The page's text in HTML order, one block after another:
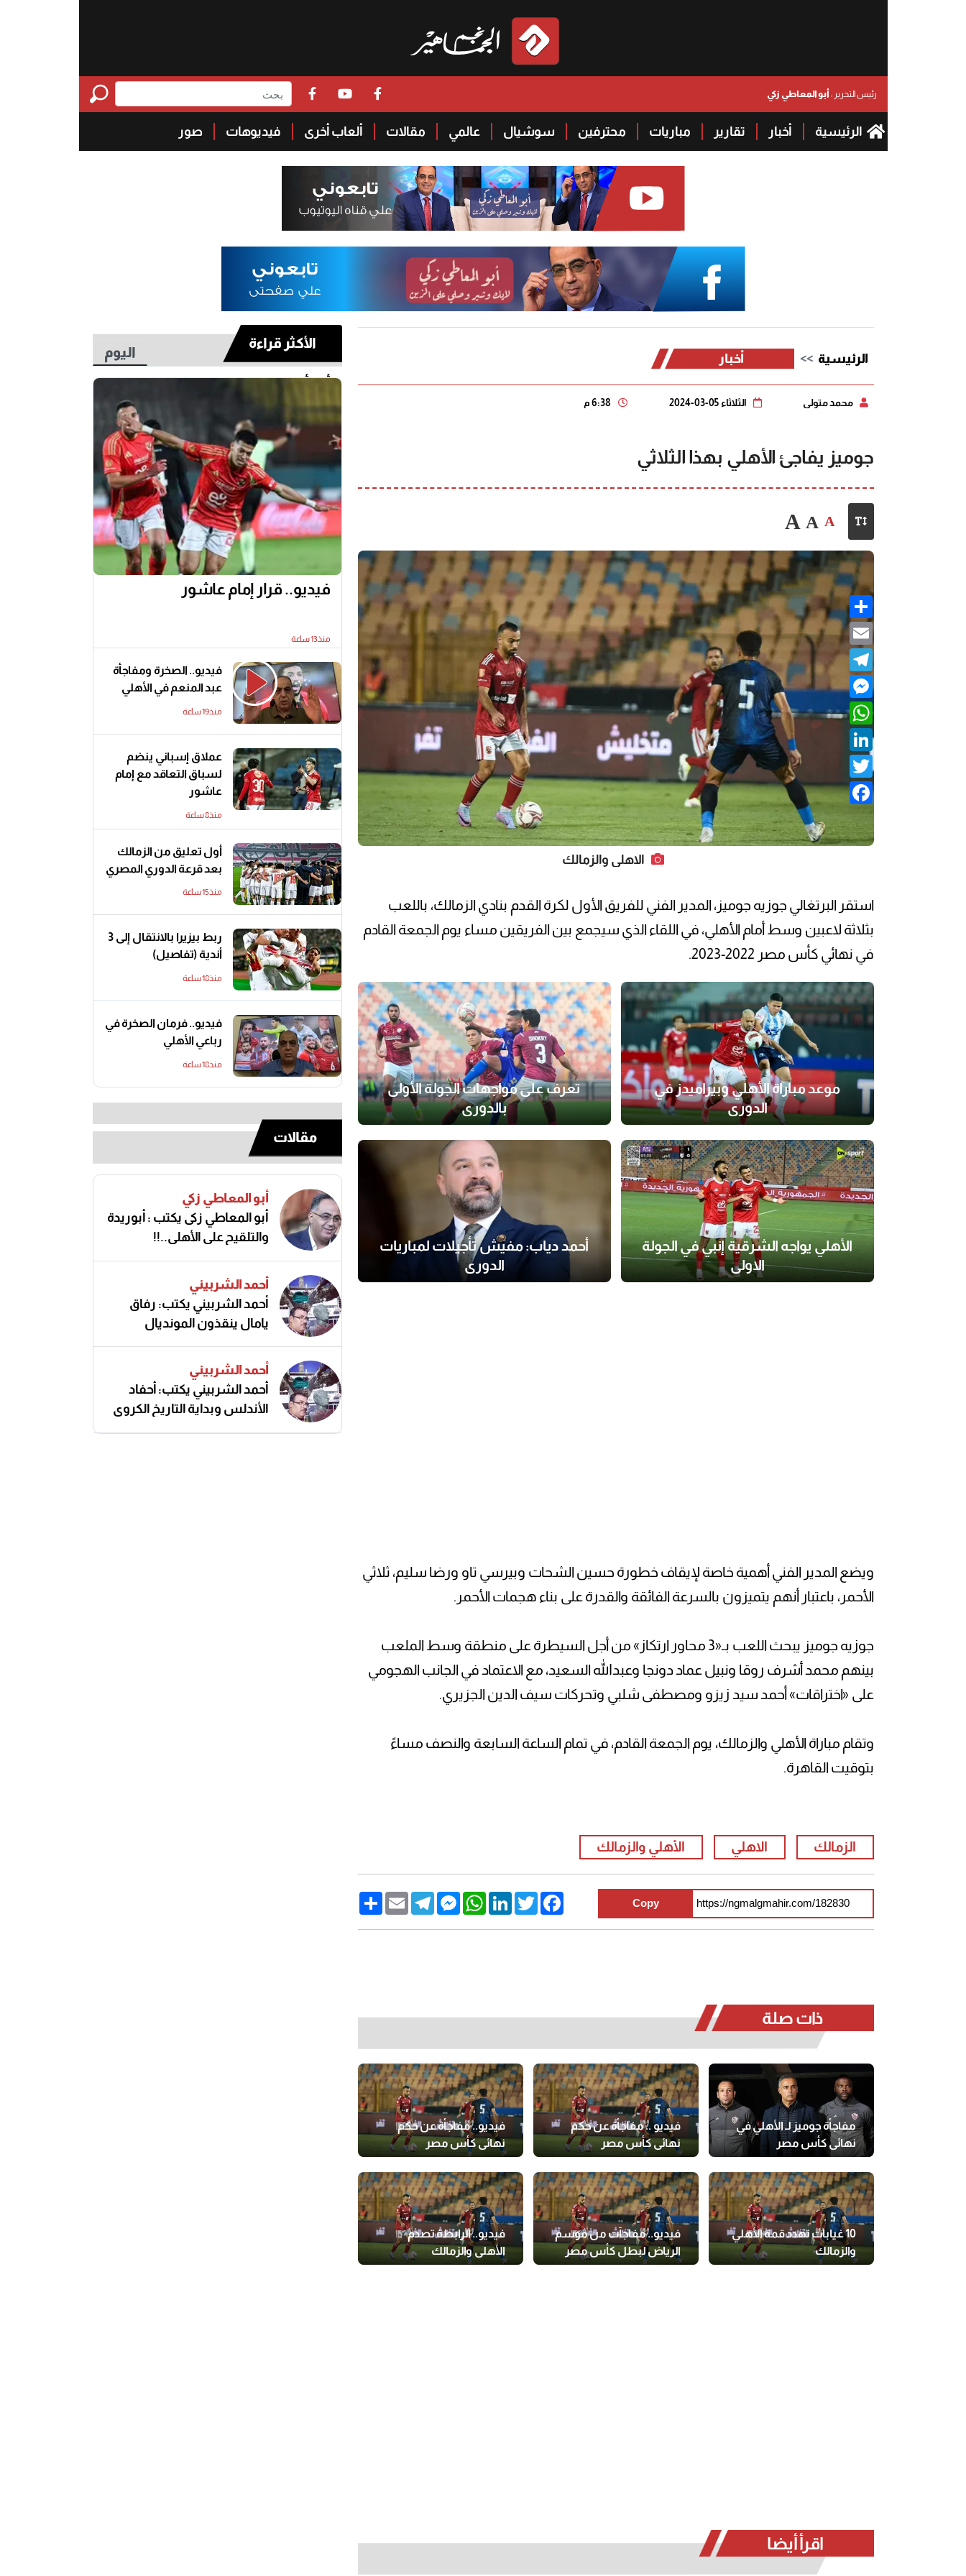
رئيس التحرير :أبو المعاطي زكي
الرئيسية أخبار تقارير مباريات محترفين سوشيال عالمي مقالات ألعاب أخرى فيديوهات صور
الرئيسية أخبار
محمد متولي الثلاثاء 05-03-2024
جوميز يفاجئ الأهلي بهذا الثلاثي
A
A
A
Share
Email
Telegram
Messenger
WhatsApp
LinkedIn
Twitter
Facebook
الاهلي والزمالك
استقر البرتغالي جوزيه جوميز، المدير الفني للفريق الأول لكرة القدم بنادي الزمالك، باللعب
بثلاثة لاعبين وسط أمام الأهلي، في اللقاء الذي سيجمع بين الفريقين مساء يوم الجمعة القادم
في نهائي كأس مصر 2022-2023.
موعد مباراة الأهلي وبيراميدز في
الدوري
تعرف على مواجهات الجولة الأولى
بالدوري
الأهلي يواجه الشرقية إنبي في الجولة
الاولى
أحمد دياب: مفيش تأجيلات لمباريات
الدوري
ويضع المدير الفني أهمية خاصة لإيقاف خطورة حسين الشحات وبيرسي تاو ورضا سليم، ثلاثي
الأحمر، باعتبار أنهم يتميزون بالسرعة الفائقة والقدرة على بناء هجمات الأحمر.
جوزيه جوميز يبحث اللعب بـ«3 محاور ارتكاز» من أجل السيطرة على منطقة وسط الملعب
بينهم محمد أشرف روقا ونبيل عماد دونجا وعبدالله السعيد، مع الاعتماد في الجانب الهجومي
على «اختراقات» أحمد سيد زيزو ومصطفى شلبي وتحركات سيف الدين الجزيري.
وتقام مباراة الأهلي والزمالك، يوم الجمعة القادم، في تمام الساعة السابعة والنصف مساءً
بتوقيت القاهرة.
الزمالك الاهلي الأهلي والزمالك
Copy
ShareEmail
Telegram
MessengerWhatsAppLinkedInTwitter
Facebook
ذات صلة
مفاجأة جوميز لـ الأهلي في
نهائي كأس مصر
فيديو .. مفاجأة عن حكم
نهائي كأس مصر
فيديو.. مفاجأة عن حكم
نهائي كأس مصر
10 غيابات تهدد قمة الأهلي
والزمالك
فيديو.. مفاجآت من موسم
الرياض لبطل كأس مصر
فيديو.. الرابطة تصدم
الأهلي والزمالك
اقرأ أيضا
الأكثر قراءة
اليوم
أخر أسبوع
فيديو.. قرار إمام عاشور
منذ13 ساعة
فيديو.. الصخرة ومفاجأة
عبد المنعم في الأهلي
منذ19 ساعة
عملاق إسباني ينضم
لسباق التعاقد مع إمام
عاشور
منذ8 ساعة
أول تعليق من الزمالك
بعد قرعة الدوري المصري
منذ15 ساعة
ربط بيزيرا بالانتقال إلى 3
أندية (تفاصيل)
منذ18 ساعة
فيديو.. فرمان الصخرة في
رباعي الأهلي
منذ18 ساعة
مقالات
أبو المعاطي زكي
أبو المعاطي زكى يكتب : أبوريدة
والتلقيح على الأهلى..!!
أحمد الشربيني
أحمد الشربيني يكتب: رفاق
يامال ينقذون المونديال
أحمد الشربيني
أحمد الشربيني يكتب: أحفاد
الأندلس وبداية التاريخ الكروي